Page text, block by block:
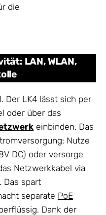
die
LAN, WLAN,
Der LK4 lässt sich per
oder über das
einbinden. Das
Nutze
DC) oder versorge
Netzwerkkabel via
Das spart
separate PoE
Dank der